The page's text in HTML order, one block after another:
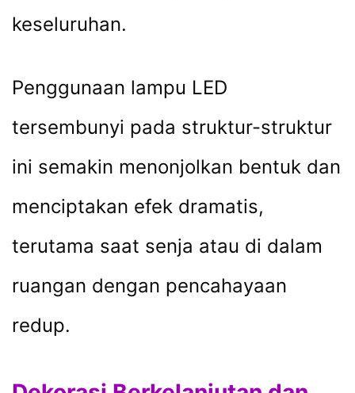
keseluruhan.
Penggunaan lampu LED
tersembunyi pada struktur-struktur
ini semakin menonjolkan bentuk dan
menciptakan efek dramatis,
terutama saat senja atau di dalam
ruangan dengan pencahayaan
redup.